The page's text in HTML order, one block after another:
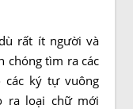
rất ít người và
chóng tìm ra các
các ký tự vuông
ra loại chữ mới